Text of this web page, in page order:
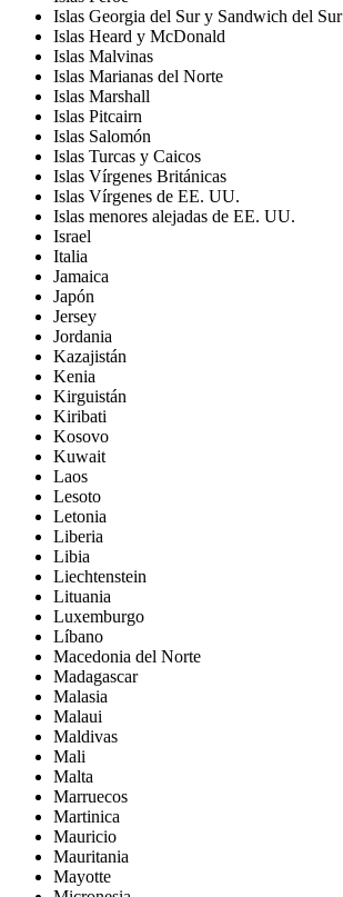
Islas Georgia del Sur y Sandwich del Sur
Islas Heard y McDonald
Islas Malvinas
Islas Marianas del Norte
Islas Marshall
Islas Pitcairn
Islas Salomón
Islas Turcas y Caicos
Islas Vírgenes Británicas
Islas Vírgenes de EE. UU.
Islas menores alejadas de EE. UU.
Israel
Italia
Jamaica
Japón
Jersey
Jordania
Kazajistán
Kenia
Kirguistán
Kiribati
Kosovo
Kuwait
Laos
Lesoto
Letonia
Liberia
Libia
Liechtenstein
Lituania
Luxemburgo
Líbano
Macedonia del Norte
Madagascar
Malasia
Malaui
Maldivas
Mali
Malta
Marruecos
Martinica
Mauricio
Mauritania
Mayotte